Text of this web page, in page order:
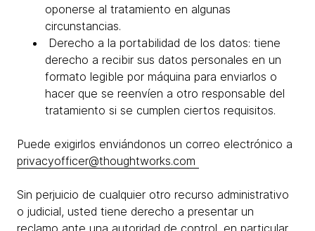
oponerse al tratamiento en algunas
circunstancias.
Derecho a la portabilidad de los datos: tiene
derecho a recibir sus datos personales en un
formato legible por máquina para enviarlos o
hacer que se reenvíen a otro responsable del
tratamiento si se cumplen ciertos requisitos.
Puede exigirlos enviándonos un correo electrónico a
privacyofficer@thoughtworks.com
Sin perjuicio de cualquier otro recurso administrativo
o judicial, usted tiene derecho a presentar un
reclamo ante una autoridad de control, en particular